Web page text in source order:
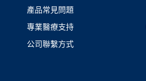
產品常見問題
專業醫療支持
公司聯繫方式